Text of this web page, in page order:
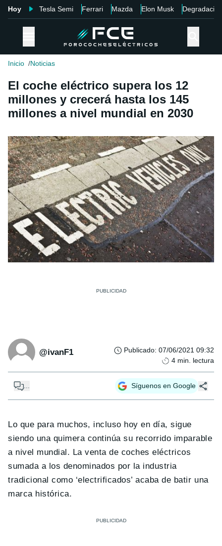
Hoy Tesla Semi Ferrari Mazda Elon Musk Degradación
Inicio Noticias
El coche eléctrico supera los 12
millones y crecerá hasta los 145
millones a nivel mundial en 2030
@ivanF1 Publicado: 07/06/2021 09:32
4 min. lectura
... Síguenos en Google
Lo que para muchos, incluso hoy en día, sigue
siendo una quimera continúa su recorrido imparable
a nivel mundial. La venta de coches eléctricos
sumada a los denominados por la industria
tradicional como ‘electrificados’ acaba de batir una
marca histórica.